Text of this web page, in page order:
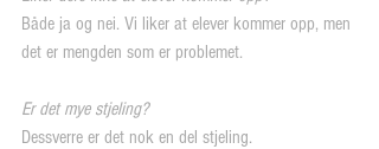
Både ja og nei. Vi liker at elever kommer opp, men
det er mengden som er problemet.
Er det mye stjeling?
Dessverre er det nok en del stjeling.